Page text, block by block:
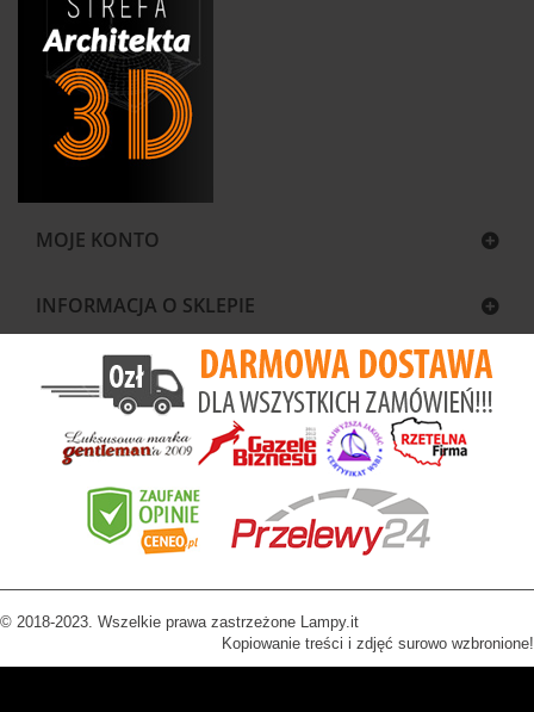
MOJE KONTO
INFORMACJA O SKLEPIE
© 2018-2023. Wszelkie prawa zastrzeżone Lampy.it
Kopiowanie treści i zdjęć surowo wzbronione!